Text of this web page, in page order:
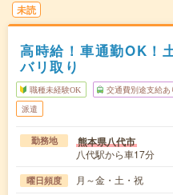
未読
高時給！車通勤OK！
バリ取り
職種未経験OK 交通費別途支給あ
派遣
勤務地 熊本県八代市
八代駅から車17分
曜日頻度 月～金・土・祝